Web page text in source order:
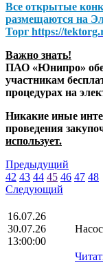
Все открытые
размещаются на
Торг https://
Важно знать!
ПАО «Юнипро»
участникам
процедурах на
Никакие иные
проведения
использует.
Предыдущий
42 43 44 45 46 47 48
Следующий
16.07.26
30.07.26
13:00:00